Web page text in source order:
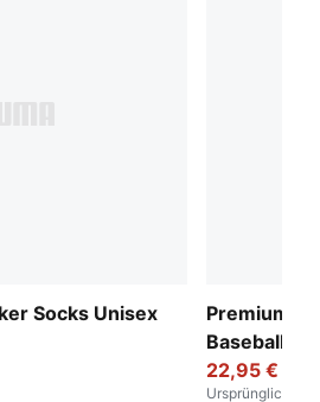
Socks Unisex
Premium
Baseball
22,95 €
Ursprünglich